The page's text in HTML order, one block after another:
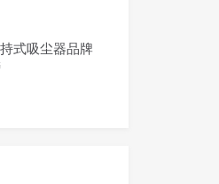
式吸尘器品牌